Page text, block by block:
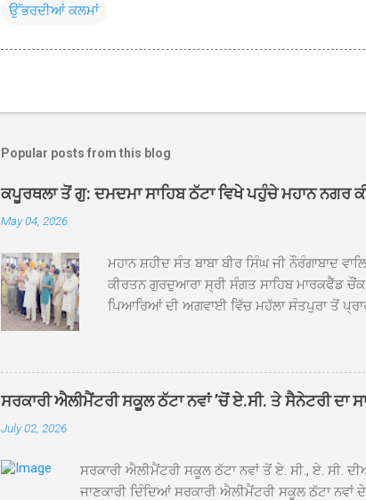
ਉੱਭਰਦੀਆਂ ਕਲਮਾਂ
Popular posts from this blog
ਕਪੂਰਥਲਾ ਤੋਂ ਗੁ: ਦਮਦਮਾ ਸਾਹਿਬ ਠੱਟਾ ਵਿਖੇ ਪਹੁੰਚੇ ਮਹਾਨ ਨਗਰ
May 04, 2026
ਮਹਾਨ ਸ਼ਹੀਦ ਸੰਤ ਬਾਬਾ ਬੀਰ ਸਿੰਘ ਜੀ ਨੌਰੰਗਾਬਾਦ
ਕੀਰਤਨ ਗੁਰਦੁਆਰਾ ਸ੍ਰੀ ਸੰਗਤ ਸਾਹਿਬ ਮਾਰਕਫੈੱਡ
ਪਿਆਰਿਆਂ ਦੀ ਅਗਵਾਈ ਵਿੱਚ ਮਹੱਲਾ ਸੰਤਪੁਰਾ ਤੋਂ
ਦਮਦਮਾ ਸਾਹਿਬ ਠੱਟਾ ਵਿਖੇ ਪਹੁੰਚਿਆ। ਨਗਰ
ਸੰਤ ਬਾਬਾ ਹਰਜੀਤ ਸਿੰਘ ਤੇ ਇਲਾਕੇ ਦੀਆਂ ਸੰਗਤਾਂ ਵੱਲੋਂ
ਦਮਦਮਾ ਸਾਹਿਬ ਠੱਟਾ ਵਿਖੇ ਨਗਰ ਕੀਰਤਨ ਦੇ
ਪ੍ਰਬੰਧਕਾਂ ਦਾ ਗੁਰਦੁਆਰਾ ਦਮਦਮਾ ਸਾਹਿਬ ਠੱਟਾ ਦੇ
ਸਰਕਾਰੀ ਐਲੀਮੈਂਟਰੀ ਸਕੂਲ ਠੱਟਾ ਨਵਾਂ ’ਚੋਂ ਏ.ਸੀ. ਤੇ ਸੈਨੇਟਰੀ ਦਾ
July 02, 2026
ਸਰਕਾਰੀ ਐਲੀਮੈਂਟਰੀ ਸਕੂਲ ਠੱਟਾ ਨਵਾਂ ਤੋਂ ਏ. ਸੀ., ਏ. ਸੀ.
ਜਾਣਕਾਰੀ ਦਿੰਦਿਆਂ ਸਰਕਾਰੀ ਐਲੀਮੈਂਟਰੀ ਸਕੂਲ ਠੱਟਾ